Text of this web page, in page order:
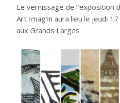
Le vernissage de l’exposition
Art Imag’in aura lieu le jeudi
aux Grands Larges